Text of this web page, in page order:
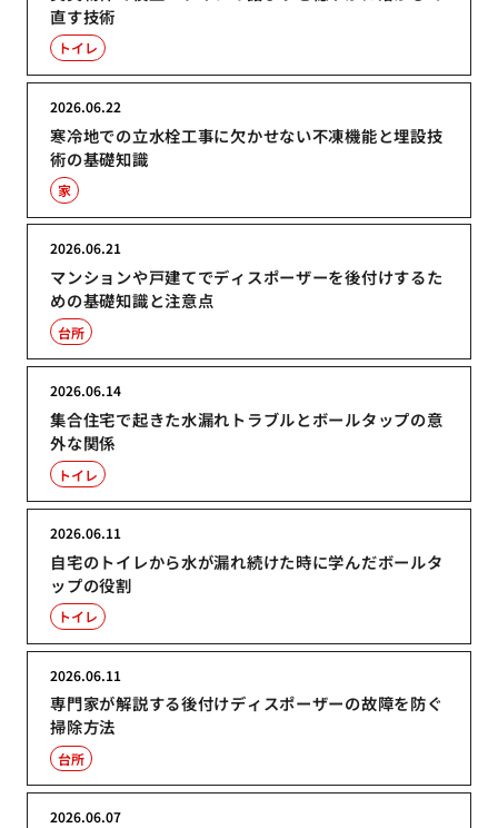
直す技術
トイレ
寒冷地での立水栓工事に欠かせない不凍機能と埋設技
術の基礎知識
2026.06.22
家
マンションや戸建てでディスポーザーを後付けするた
めの基礎知識と注意点
2026.06.21
台所
集合住宅で起きた水漏れトラブルとボールタップの意
外な関係
2026.06.14
トイレ
自宅のトイレから水が漏れ続けた時に学んだボールタ
ップの役割
2026.06.11
トイレ
専門家が解説する後付けディスポーザーの故障を防ぐ
掃除方法
2026.06.11
台所
2026.06.07